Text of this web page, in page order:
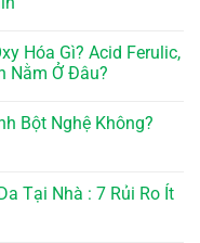
Hóa Gì? Acid Ferulic,
Nằm Ở Đâu?
Bột Nghệ Không?
Tại Nhà : 7 Rủi Ro Ít